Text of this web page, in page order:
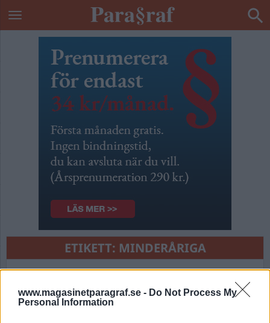
www.magasinetparagraf.se - Do Not Process My
Personal Information
ETIKETT: MINDERÅRIGA
Nyhetsplock tisdag 5
maj 2026